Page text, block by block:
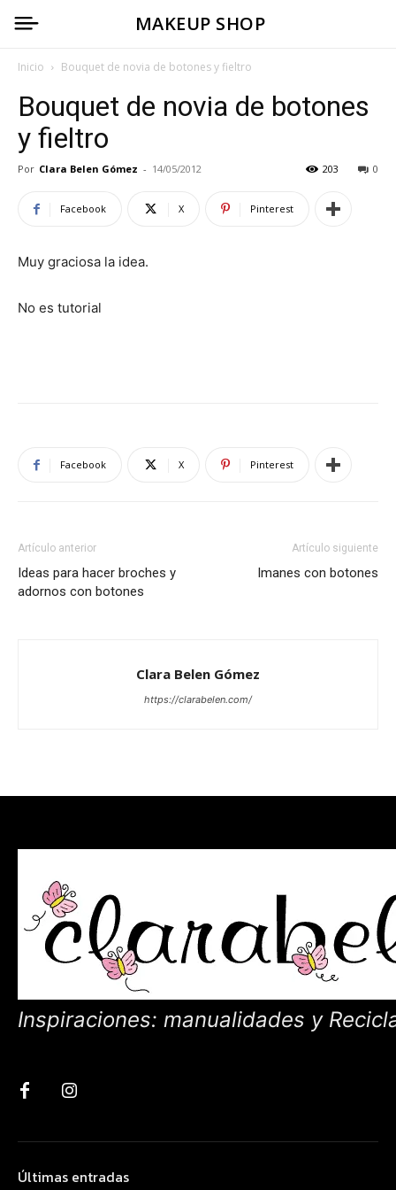
MAKEUP SHOP
Inicio Bouquet de novia de botones y fieltro
Bouquet de novia de botones
y fieltro
Por Clara Belen Gómez - 14/05/2012 0
203
Facebook X Pinterest
Muy graciosa la idea.
No es tutorial
Facebook X Pinterest
Artículo anterior
Ideas para hacer broches y
adornos con botones
Artículo siguiente
Imanes con botones
Clara Belen Gómez
https://clarabelen.com/
Inspiraciones: manualidades y
Últimas entradas